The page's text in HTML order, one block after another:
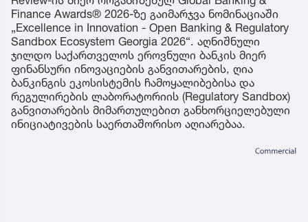
Finance Awards® 2026-ზე გაიმარჯვა ნომინაციაში
„Excellence in Innovation - Open Banking & Regulatory
Sandbox Ecosystem Georgia 2026“. აღნიშნული
ჯილდო საქართველოს ეროვნული ბანკის მიერ
ფინანსური ინოვაციების განვითარების, ღია
ბანკინგის ეკოსისტემის ჩამოყალიბებისა და
რეგულირების ლაბორატორიის (Regulatory Sandbox)
განვითარების მიმართულებით განხორციელებული
ინიციატივების საერთაშორისო აღიარებაა.